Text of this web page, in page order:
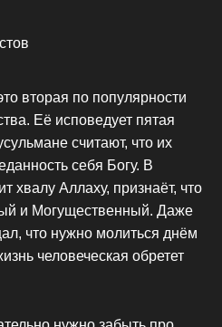
вторая по популярности
Её исповедует пятая
считают, что их
себя Богу. В
хвалу Аллаху, признаёт, что
и Могущественный. Даже
что нужно молиться днём
человеческая обретет